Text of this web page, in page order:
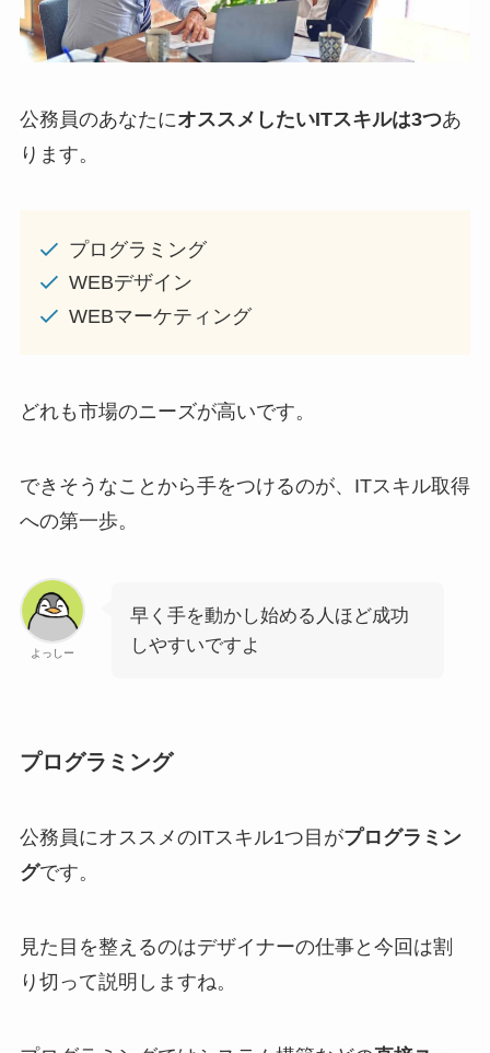
公務員のあなたにオススメしたいITスキルは3つあ
ります。
プログラミング
WEBデザイン
WEBマーケティング
どれも市場のニーズが高いです。
できそうなことから手をつけるのが、ITスキル取得
への第一歩。
よっしー
早く手を動かし始める人ほど成功
しやすいですよ
プログラミング
公務員にオススメのITスキル1つ目がプログラミン
グです。
見た目を整えるのはデザイナーの仕事と今回は割
り切って説明しますね。